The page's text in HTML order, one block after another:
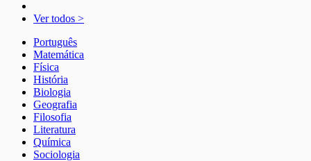
Ver todos >
Português
Matemática
Física
História
Biologia
Geografia
Filosofia
Literatura
Química
Sociologia